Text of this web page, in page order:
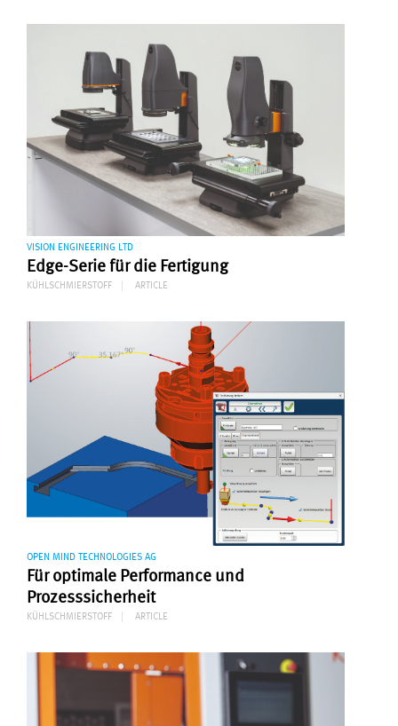
VISION ENGINEERING LTD
Edge-Serie für die Fertigung
KÜHLSCHMIERSTOFF ARTICLE
OPEN MIND TECHNOLOGIES AG
Für optimale Performance und
Prozesssicherheit
KÜHLSCHMIERSTOFF ARTICLE